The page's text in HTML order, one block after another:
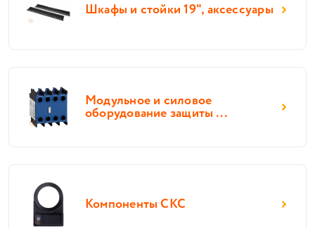
Шкафы и стойки 19", аксессуары
Модульное и силовое
оборудование защиты ...
Компоненты СКС